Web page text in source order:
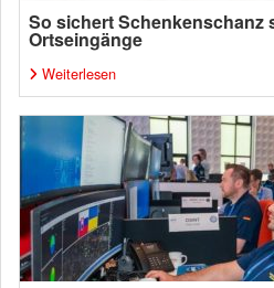
So sichert Schenkenschanz
Ortseingänge
Weiterlesen